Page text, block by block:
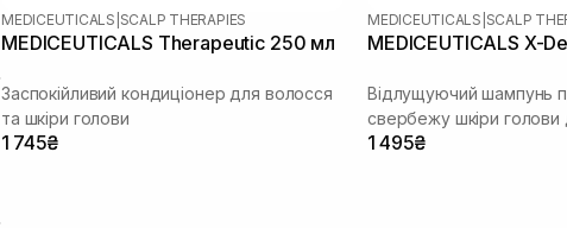
MEDICEUTICALS SCALP THERAPIES
MEDICEUTICALS Therapeutic 250 мл
Заспокійливий кондиціонер для волосся
та шкіри голови
1 745₴
MEDICEUTICALS SCALP
MEDICEUTICALS X-
Відлущуючий шампунь
свербежу шкіри голови
чутливої шкіри голови
1 495₴